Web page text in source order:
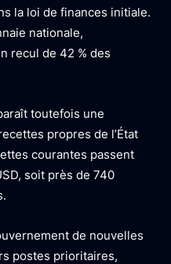
la loi de finances initiale.
nationale,
recul de 42 % des
toutefois une
propres de l’État
courantes passent
soit près de 740
de nouvelles
postes prioritaires,